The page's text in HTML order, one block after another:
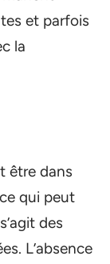
et parfois
la
être dans
qui peut
des
L’absence